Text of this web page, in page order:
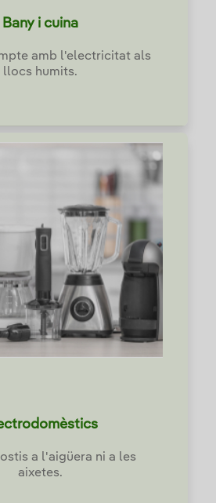
Bany i cuina
amb l'electricitat als
llocs humits.
a l'aigüera ni a les
aixetes.